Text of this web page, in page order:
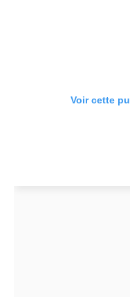
Voir cette